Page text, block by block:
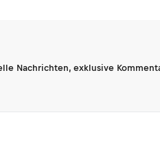
Nachrichten, exklusive